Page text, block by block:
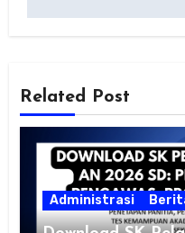
Related Post
Administrasi